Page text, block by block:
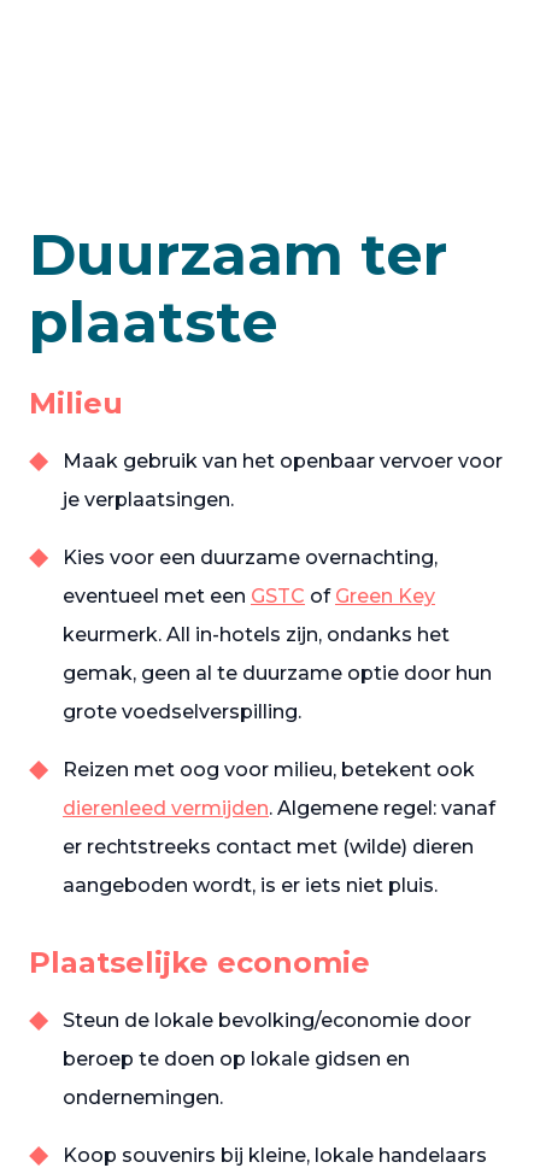
Duurzaam ter
plaatste
Milieu
Maak gebruik van het openbaar vervoer voor
je verplaatsingen.
Kies voor een duurzame overnachting,
eventueel met een GSTC of Green Key
keurmerk. All in-hotels zijn, ondanks het
gemak, geen al te duurzame optie door hun
grote voedselverspilling.
Reizen met oog voor milieu, betekent ook
dierenleed vermijden. Algemene regel: vanaf
er rechtstreeks contact met (wilde) dieren
aangeboden wordt, is er iets niet pluis.
Plaatselijke economie
Steun de lokale bevolking/economie door
beroep te doen op lokale gidsen en
ondernemingen.
Koop souvenirs bij kleine, lokale handelaars